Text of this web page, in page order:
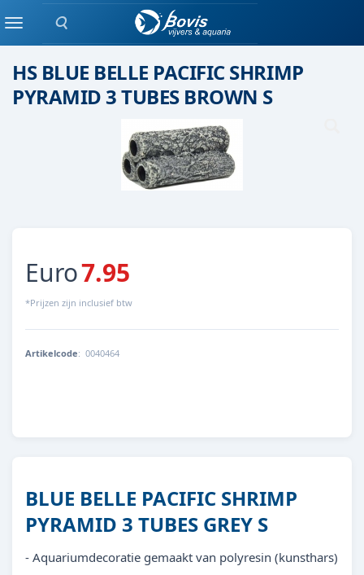
Zoeken
MenuKeramiek/ kunststof
HS BLUE BELLE PACIFIC SHRIMP
PYRAMID 3 TUBES BROWN S
Euro7.95
*Prijzen zijn inclusief btw
Artikelcode: 0040464
BLUE BELLE PACIFIC SHRIMP
PYRAMID 3 TUBES GREY S
- Aquariumdecoratie gemaakt van polyresin (kunsthars)